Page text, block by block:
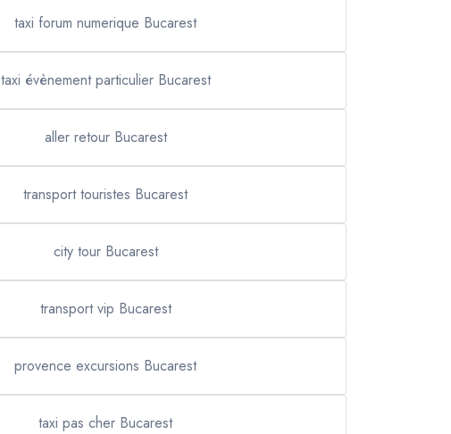
taxi forum numerique Bucarest
taxi évènement particulier Bucarest
aller retour Bucarest
transport touristes Bucarest
city tour Bucarest
transport vip Bucarest
provence excursions Bucarest
taxi pas cher Bucarest